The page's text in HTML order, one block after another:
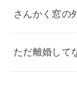
さんかく窓の
ただ離婚して